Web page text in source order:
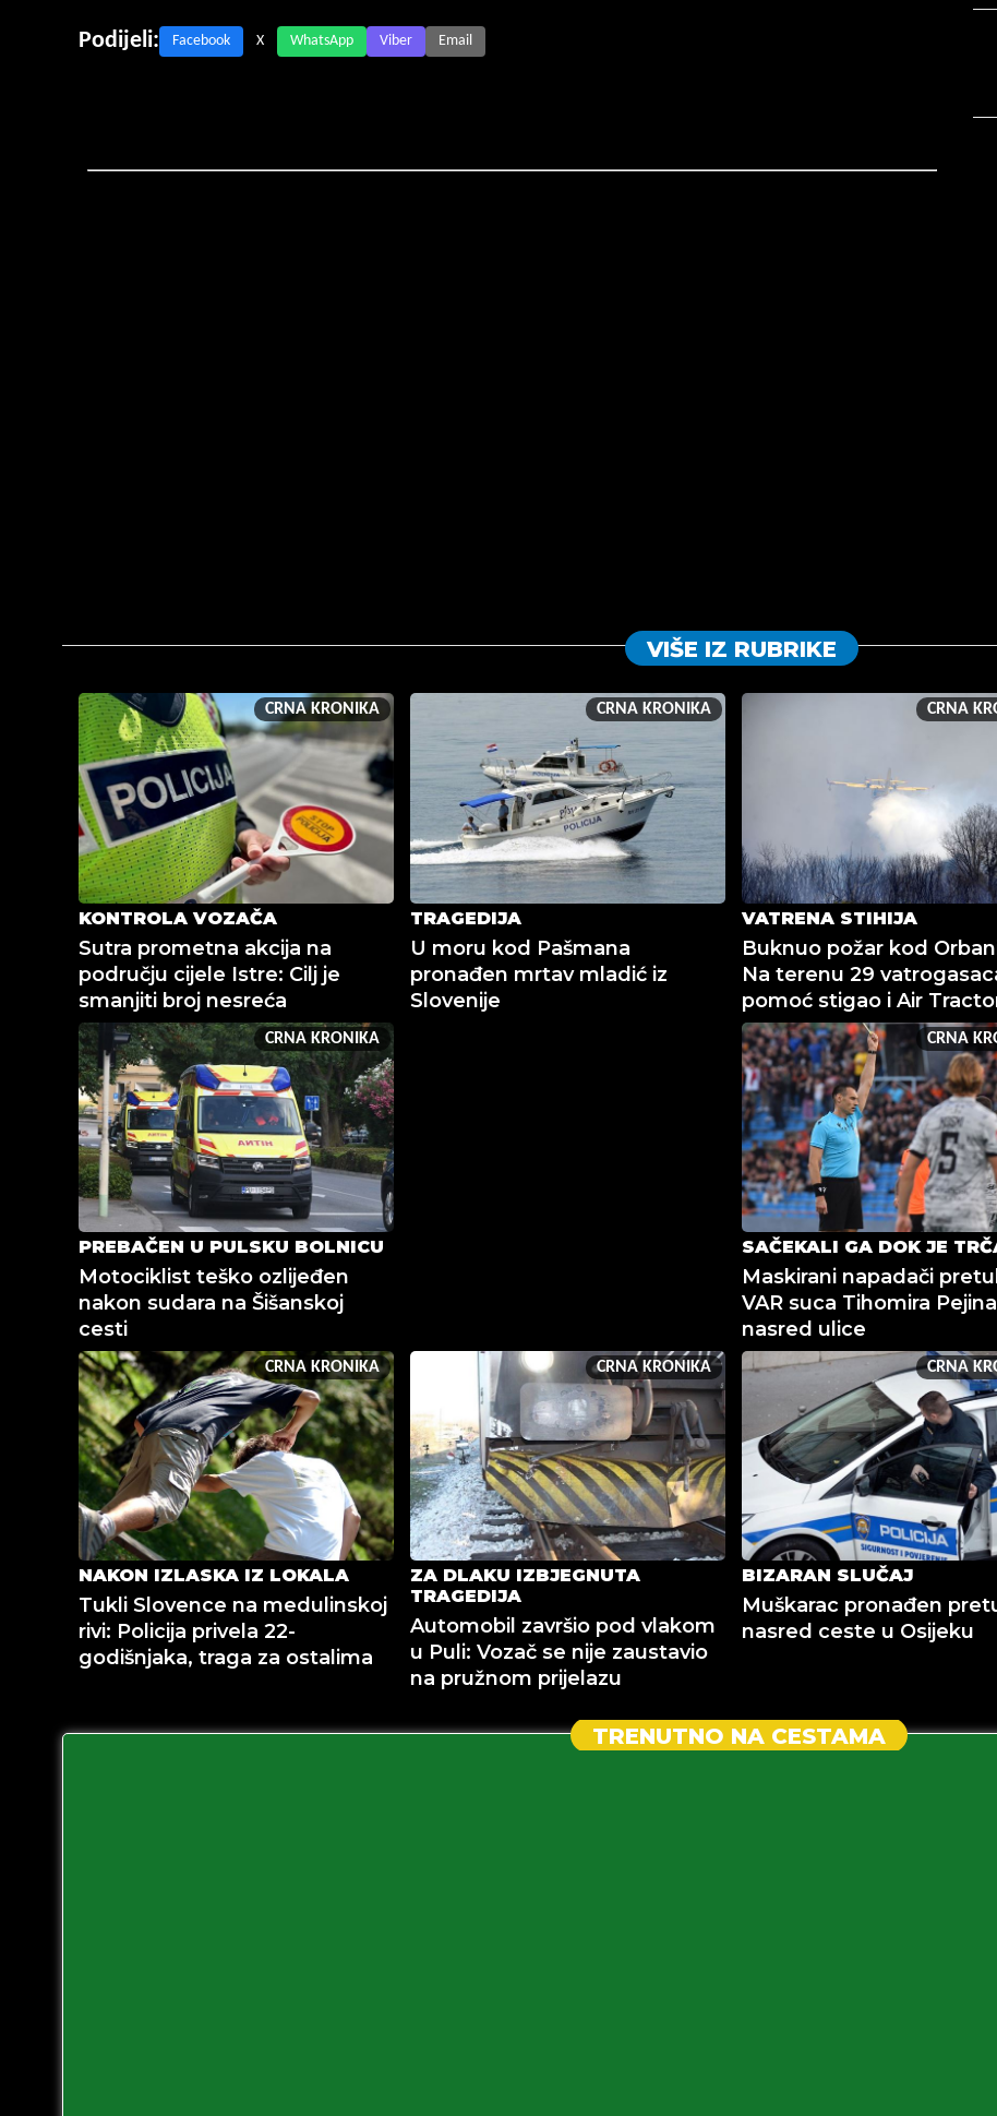
Podijeli: Facebook X WhatsApp Viber Email
VIŠE IZ RUBRIKE
CRNA KRONIKA
KONTROLA VOZAČA
Sutra prometna akcija na
području cijele Istre: Cilj je
smanjiti broj nesreća
CRNA KRONIKA
TRAGEDIJA
U moru kod Pašmana
pronađen mrtav mladić iz
Slovenije
CRNA
VATRENA STIHIJA
Buknuo požar kod
Na terenu 29
pomoć stigao i Air
CRNA KRONIKA
PREBAČEN U PULSKU BOLNICU
Motociklist teško ozlijeđen
nakon sudara na Šišanskoj
cesti
CRNA
SAČEKALI GA DOK JE
Maskirani napadači
VAR suca Tihomira Pejina
nasred ulice
CRNA KRONIKA
NAKON IZLASKA IZ LOKALA
Tukli Slovence na medulinskoj
rivi: Policija privela 22-
godišnjaka, traga za ostalima
CRNA KRONIKA
ZA DLAKU IZBJEGNUTA
TRAGEDIJA
Automobil završio pod vlakom
u Puli: Vozač se nije zaustavio
na pružnom prijelazu
CRNA
BIZARAN SLUČAJ
Muškarac pronađen
nasred ceste u Osijeku
TRENUTNO NA CESTAMA